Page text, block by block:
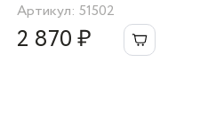
Italiana
Артикул: 51502
2 870 ₽